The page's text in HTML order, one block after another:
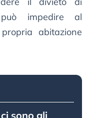
impedire al
abitazione
sono gli